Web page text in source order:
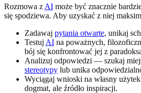
Rozmowa z AI może być znacznie
się spodziewa. Aby uzyskać z niej
Zadawaj pytania otwarte, unikaj
Testuj AI na poważnych,
bój się konfrontować jej z
Analizuj odpowiedzi — szukaj
stereotypy lub unika
Wyciągaj wnioski na własny
dogmat, ale źródło inspiracji.